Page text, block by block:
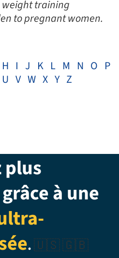
weight training
to pregnant women.
H I J K L M N O P
U V W X Y Z
plus
à une
.🇺🇸 🇬🇧